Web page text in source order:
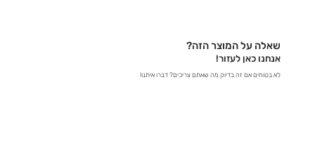
ולוודא שתעשו את הבחירה הנכונה!
שאלה על המוצר הזה?
אנחנו כאן לעזור!
לא בטוחים אם זה בדיוק מה שאתם צריכים? דברו איתנו!